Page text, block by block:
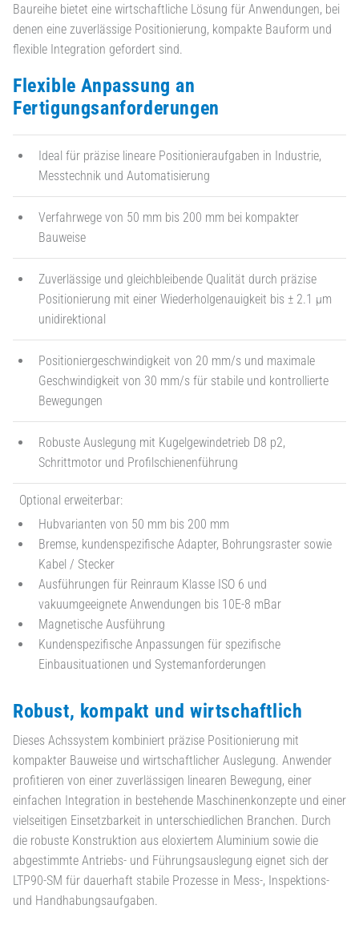
Baureihe bietet eine wirtschaftliche Lösung für Anwendungen, bei
denen eine zuverlässige Positionierung, kompakte Bauform und
flexible Integration gefordert sind.
Flexible Anpassung an
Fertigungsanforderungen
Ideal für präzise lineare Positionieraufgaben in Industrie,
Messtechnik und Automatisierung
Verfahrwege von 50 mm bis 200 mm bei kompakter
Bauweise
Zuverlässige und gleichbleibende Qualität durch präzise
Positionierung mit einer Wiederholgenauigkeit bis ± 2.1 µm
unidirektional
Positioniergeschwindigkeit von 20 mm/s und maximale
Geschwindigkeit von 30 mm/s für stabile und kontrollierte
Bewegungen
Robuste Auslegung mit Kugelgewindetrieb D8 p2,
Schrittmotor und Profilschienenführung
Optional erweiterbar:
Hubvarianten von 50 mm bis 200 mm
Bremse, kundenspezifische Adapter, Bohrungsraster sowie
Kabel / Stecker
Ausführungen für Reinraum Klasse ISO 6 und
vakuumgeeignete Anwendungen bis 10E-8 mBar
Magnetische Ausführung
Kundenspezifische Anpassungen für spezifische
Einbausituationen und Systemanforderungen
Robust, kompakt und wirtschaftlich
Dieses Achssystem kombiniert präzise Positionierung mit
kompakter Bauweise und wirtschaftlicher Auslegung. Anwender
profitieren von einer zuverlässigen linearen Bewegung, einer
einfachen Integration in bestehende Maschinenkonzepte und einer
vielseitigen Einsetzbarkeit in unterschiedlichen Branchen. Durch
die robuste Konstruktion aus eloxiertem Aluminium sowie die
abgestimmte Antriebs- und Führungsauslegung eignet sich der
LTP90-SM für dauerhaft stabile Prozesse in Mess-, Inspektions-
und Handhabungsaufgaben.